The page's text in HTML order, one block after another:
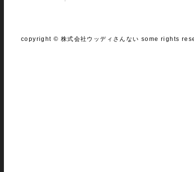
copyright © 株式会社ウッディさんない some rights